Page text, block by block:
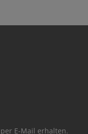
E-Mail erhalten.